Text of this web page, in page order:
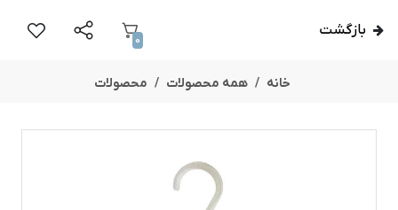
بازگشت
0
خانه همه محصولات محصولات